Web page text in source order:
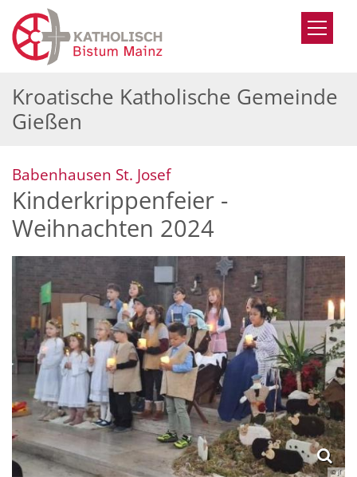
Zum Inhalt springen
Kroatische Katholische Gemeinde
Gießen
Babenhausen St. Josef:
Kinderkrippenfeier -
Weihnachten 2024
© jf